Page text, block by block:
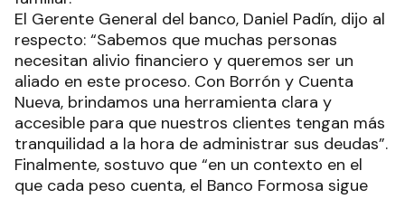
El Gerente General del banco, Daniel Padín, dijo al
respecto: “Sabemos que muchas personas
necesitan alivio financiero y queremos ser un
aliado en este proceso. Con Borrón y Cuenta
Nueva, brindamos una herramienta clara y
accesible para que nuestros clientes tengan más
tranquilidad a la hora de administrar sus deudas”.
Finalmente, sostuvo que “en un contexto en el
que cada peso cuenta, el Banco Formosa sigue